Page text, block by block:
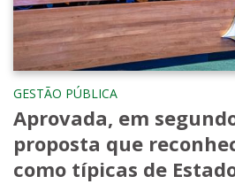
GESTÃO PÚBLICA
Aprovada, em
proposta que
como típicas de